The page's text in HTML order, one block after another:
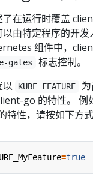
了在运行时覆盖
由特定程序的开发
组件中，
gates
标志控制。
以
KUBE_FEATURE
go 的特性。 例
特性，请按如下方
=true